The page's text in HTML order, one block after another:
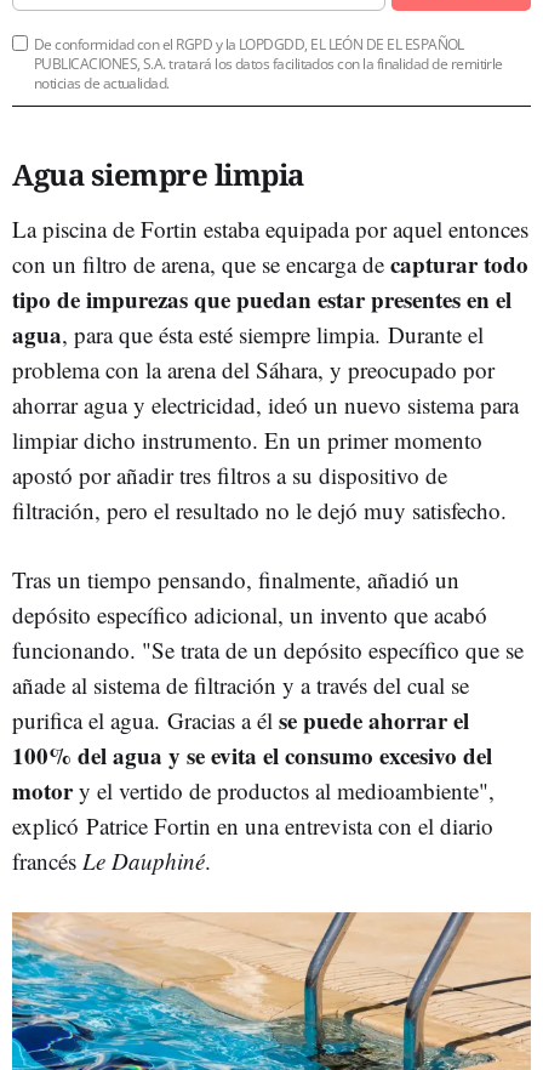
De conformidad con el RGPD y la LOPDGDD, EL LEÓN DE EL ESPAÑOL
PUBLICACIONES, S.A. tratará los datos facilitados con la finalidad de remitirle
noticias de actualidad.
Agua siempre limpia
La piscina de Fortin estaba equipada por aquel entonces
con un filtro de arena, que se encarga de capturar todo
tipo de impurezas que puedan estar presentes en el
agua, para que ésta esté siempre limpia. Durante el
problema con la arena del Sáhara, y preocupado por
ahorrar agua y electricidad, ideó un nuevo sistema para
limpiar dicho instrumento. En un primer momento
apostó por añadir tres filtros a su dispositivo de
filtración, pero el resultado no le dejó muy satisfecho.
Tras un tiempo pensando, finalmente, añadió un
depósito específico adicional, un invento que acabó
funcionando. "Se trata de un depósito específico que se
añade al sistema de filtración y a través del cual se
purifica el agua. Gracias a él se puede ahorrar el
100% del agua y se evita el consumo excesivo del
motory el vertido de productos al medioambiente",
explicó Patrice Fortin en una entrevista con el diario
francés Le Dauphiné.